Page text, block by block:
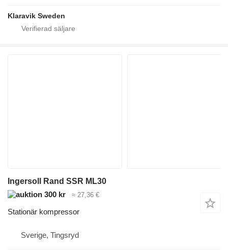
Klaravik Sweden
Ingersoll Rand SSR ML30
300 kr
≈ 27,36 €
Stationär kompressor
Sverige, Tingsryd